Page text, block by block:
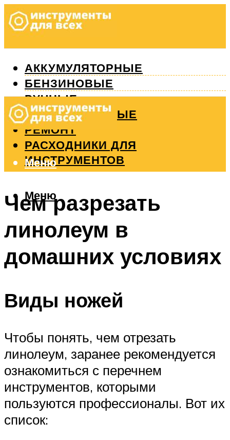
АККУМУЛЯТОРНЫЕ
БЕНЗИНОВЫЕ
РУЧНЫЕ
ИЗМЕРИТЕЛЬНЫЕ
РЕМОНТ
РАСХОДНИКИ ДЛЯ
ИНСТРУМЕНТОВ
Меню
Меню
Чем разрезать
линолеум в
домашних условиях
Виды ножей
Чтобы понять, чем отрезать
линолеум, заранее рекомендуется
ознакомиться с перечнем
инструментов, которыми
пользуются профессионалы. Вот их
список: